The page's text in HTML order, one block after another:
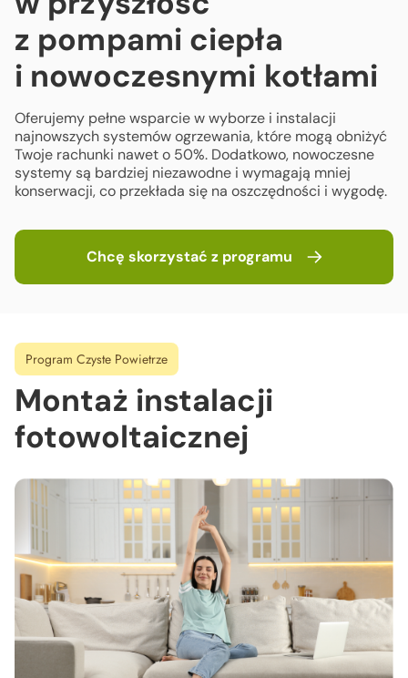
z pompami ciepła
i nowoczesnymi kotłami
Oferujemy pełne wsparcie w wyborze i instalacji
najnowszych systemów ogrzewania, które mogą obniżyć
Twoje rachunki nawet o 50%. Dodatkowo, nowoczesne
systemy są bardziej niezawodne i wymagają mniej
konserwacji, co przekłada się na oszczędności i wygodę.
Chcę skorzystać z programu
Program Czyste Powietrze
Montaż instalacji
fotowoltaicznej